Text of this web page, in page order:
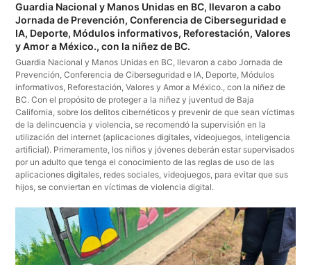
Guardia Nacional y Manos Unidas en BC, llevaron a cabo
Jornada de Prevención, Conferencia de Ciberseguridad e
IA, Deporte, Módulos informativos, Reforestación, Valores
y Amor a México., con la niñez de BC.
Guardia Nacional y Manos Unidas en BC, llevaron a cabo Jornada de
Prevención, Conferencia de Ciberseguridad e IA, Deporte, Módulos
informativos, Reforestación, Valores y Amor a México., con la niñez de
BC. Con el propósito de proteger a la niñez y juventud de Baja
California, sobre los delitos cibernéticos y prevenir de que sean víctimas
de la delincuencia y violencia, se recomendó la supervisión en la
utilización del internet (aplicaciones digitales, videojuegos, inteligencia
artificial). Primeramente, los niños y jóvenes deberán estar supervisados
por un adulto que tenga el conocimiento de las reglas de uso de las
aplicaciones digitales, redes sociales, videojuegos, para evitar que sus
hijos, se conviertan en víctimas de violencia digital.